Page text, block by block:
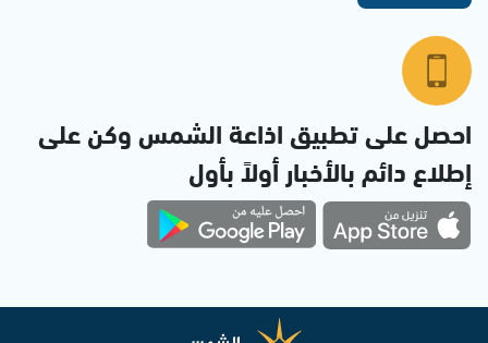
احصل على تطبيق اذاعة الشمس وكن على
إطلاع دائم بالأخبار أولاً بأول